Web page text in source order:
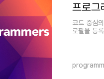
프로그
코드 중심
로필을 등